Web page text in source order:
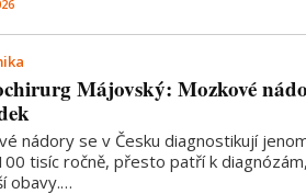
Májovský: Mozkové
nádory se v Česku diagnostikují
tisíc ročně, přesto patří k
obavy.…